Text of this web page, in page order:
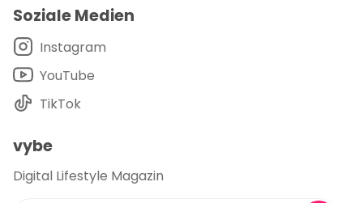
Soziale Medien
Instagram
YouTube
TikTok
vybe
Digital Lifestyle Magazin